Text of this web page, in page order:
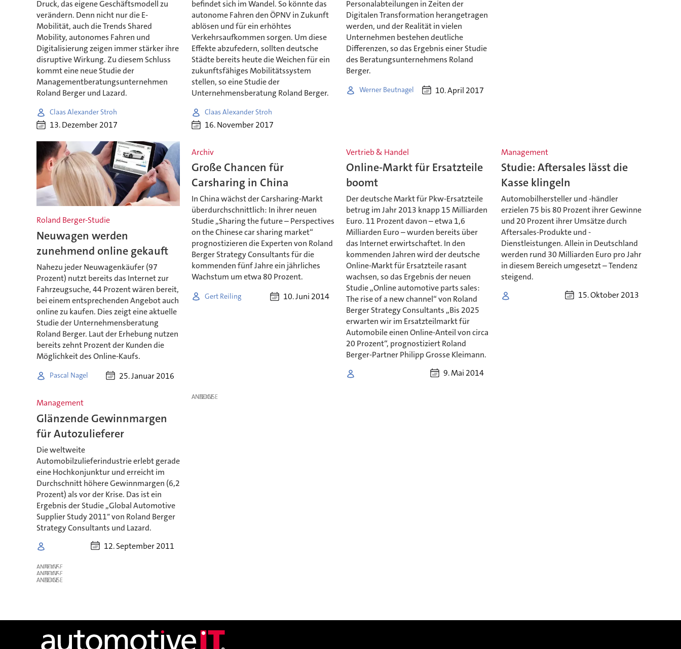
Druck, das eigene Geschäftsmodell zu
verändern. Denn nicht nur die E-
Mobilität, auch die Trends Shared
Mobility, autonomes Fahren und
Digitalisierung zeigen immer stärker ihre
disruptive Wirkung. Zu diesem Schluss
kommt eine neue Studie der
Managementberatungsunternehmen
Roland Berger und Lazard.
Claas Alexander Stroh
13. Dezember 2017
befindet sich im Wandel. So könnte das
autonome Fahren den ÖPNV in Zukunft
ablösen und für ein erhöhtes
Verkehrsaufkommen sorgen. Um diese
Effekte abzufedern, sollten deutsche
Städte bereits heute die Weichen für ein
zukunftsfähiges Mobilitätssystem
stellen, so eine Studie der
Unternehmensberatung Roland Berger.
Claas Alexander Stroh
16. November 2017
Personalabteilungen in Zeiten der
Digitalen Transformation herangetragen
werden, und der Realität in vielen
Unternehmen bestehen deutliche
Differenzen, so das Ergebnis einer Studie
des Beratungsunternehmens Roland
Berger.
Werner Beutnagel 10. April 2017
Roland Berger-Studie
Neuwagen werden
zunehmend online gekauft
Nahezu jeder Neuwagenkäufer (97
Prozent) nutzt bereits das Internet zur
Fahrzeugsuche, 44 Prozent wären bereit,
bei einem entsprechenden Angebot auch
online zu kaufen. Dies zeigt eine aktuelle
Studie der Unternehmensberatung
Roland Berger. Laut der Erhebung nutzen
bereits zehnt Prozent der Kunden die
Möglichkeit des Online-Kaufs.
Pascal Nagel 25. Januar 2016
Archiv
Große Chancen für
Carsharing in China
In China wächst der Carsharing-Markt
überdurchschnittlich: In ihrer neuen
Studie ,,Sharing the future – Perspectives
on the Chinese car sharing market“
prognostizieren die Experten von Roland
Berger Strategy Consultants für die
kommenden fünf Jahre ein jährliches
Wachstum um etwa 80 Prozent.
Gert Reiling 10. Juni 2014
Vertrieb & Handel
Online-Markt für Ersatzteile
boomt
Der deutsche Markt für Pkw-Ersatzteile
betrug im Jahr 2013 knapp 15 Milliarden
Euro. 11 Prozent davon – etwa 1,6
Milliarden Euro – wurden bereits über
das Internet erwirtschaftet. In den
kommenden Jahren wird der deutsche
Online-Markt für Ersatzteile rasant
wachsen, so das Ergebnis der neuen
Studie ,,Online automotive parts sales:
The rise of a new channel“ von Roland
Berger Strategy Consultants ,,Bis 2025
erwarten wir im Ersatzteilmarkt für
Automobile einen Online-Anteil von circa
20 Prozent“, prognostiziert Roland
Berger-Partner Philipp Grosse Kleimann.
9. Mai 2014
Management
Studie: Aftersales lässt die
Kasse klingeln
Automobilhersteller und -händler
erzielen 75 bis 80 Prozent ihrer Gewinne
und 20 Prozent ihrer Umsätze durch
Aftersales-Produkte und -
Dienstleistungen. Allein in Deutschland
werden rund 30 Milliarden Euro pro Jahr
in diesem Bereich umgesetzt – Tendenz
steigend.
15. Oktober 2013
Management
Glänzende Gewinnmargen
für Autozulieferer
Die weltweite
Automobilzulieferindustrie erlebt gerade
eine Hochkonjunktur und erreicht im
Durchschnitt höhere Gewinnmargen (6,2
Prozent) als vor der Krise. Das ist ein
Ergebnis der Studie ,,Global Automotive
Supplier Study 2011″ von Roland Berger
Strategy Consultants und Lazard.
12. September 2011
ANZEIGE
ANZEIGE
ANZEIGE
ANZEIGE